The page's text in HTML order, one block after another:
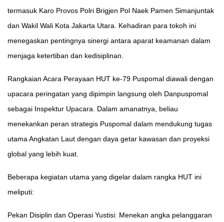
termasuk Karo Provos Polri Brigjen Pol Naek Pamen Simanjuntak
dan Wakil Wali Kota Jakarta Utara. Kehadiran para tokoh ini
menegaskan pentingnya sinergi antara aparat keamanan dalam
menjaga ketertiban dan kedisiplinan.
Rangkaian Acara Perayaan HUT ke-79 Puspomal diawali dengan
upacara peringatan yang dipimpin langsung oleh Danpuspomal
sebagai Inspektur Upacara. Dalam amanatnya, beliau
menekankan peran strategis Puspomal dalam mendukung tugas
utama Angkatan Laut dengan daya getar kawasan dan proyeksi
global yang lebih kuat.
Beberapa kegiatan utama yang digelar dalam rangka HUT ini
meliputi:
Pekan Disiplin dan Operasi Yustisi: Menekan angka pelanggaran